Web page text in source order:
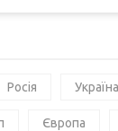
Росія Україна
Європа